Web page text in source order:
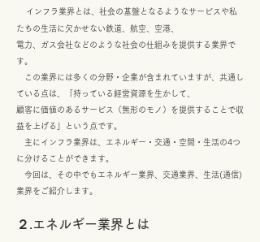
インフラ業界とは、社会の基盤となるようなサービスや私
たちの生活に欠かせない鉄道、航空、 空港、
電力、ガス会社などのような社会の仕組みを提供する業界で
す。
この業界には多くの分野・企業が含まれていますが、共通し
ている点は、「持っている経営資源を生かして、
顧客に価値のあるサービス（無形のモノ）を提供することで収
益を上げる」という点です。
主にインフラ業界は、エネルギー・交通・空間・生活の4つ
に分けることができます。
今回は、その中でもエネルギー業界、交通業界、生活(通信)
業界をご紹介します。
２.エネルギー業界とは